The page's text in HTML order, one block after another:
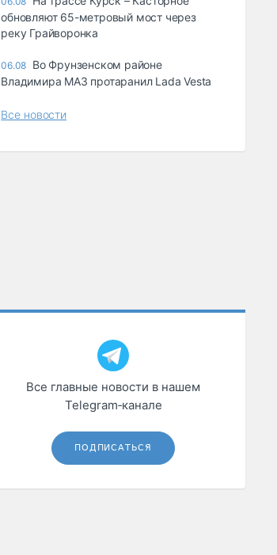
обновляют 65-метровый мост через
реку Грайворонка
06.08 Во Фрунзенском районе
Владимира МАЗ протаранил Lada Vesta
Все новости
Все главные новости в нашем
Telegram‑канале
ПОДПИСАТЬСЯ